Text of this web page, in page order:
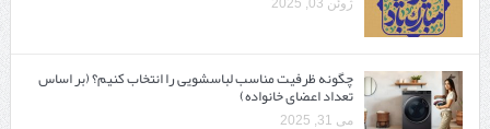
ژوئن 03, 2025
چگونه ظرفیت مناسب لباسشویی را انتخاب کنیم؟ (بر اساس
تعداد اعضای خانواده)
می 31, 2025